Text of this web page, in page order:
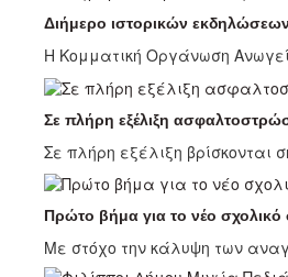
Διήμερο ιστορικών
Η Κομματική Οργάνωση
Σε πλήρη εξέλιξη
Σε πλήρη εξέλιξη
Πρώτο βήμα για το νέο
Με στόχο την κάλυψη των